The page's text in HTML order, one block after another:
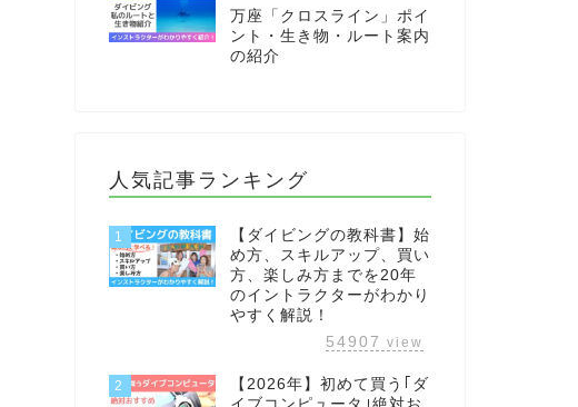
万座「クロスライン」ポイ
ント・生き物・ルート案内
の紹介
人気記事ランキング
1
【ダイビングの教科書】始
め方、スキルアップ、買い
方、楽しみ方までを20年
のイントラクターがわかり
やすく解説！
54907 view
2
【2026年】初めて買う｢ダ